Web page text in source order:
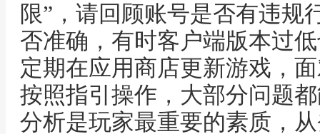
限”，请回顾账号是否有违规
否准确，有时客户端版本过
定期在应用商店更新游戏，
按照指引操作，大部分问题
分析是玩家最重要的素质，